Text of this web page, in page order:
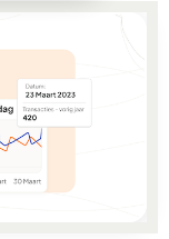
toekomst.